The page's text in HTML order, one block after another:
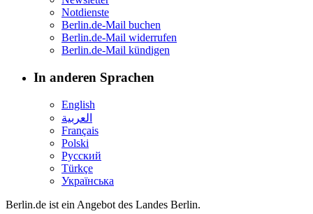
Notdienste
Berlin.de-Mail buchen
Berlin.de-Mail widerrufen
Berlin.de-Mail kündigen
In anderen Sprachen
English
العربية
Français
Polski
Русский
Türkçe
Українська
Berlin.de ist ein Angebot des Landes Berlin.